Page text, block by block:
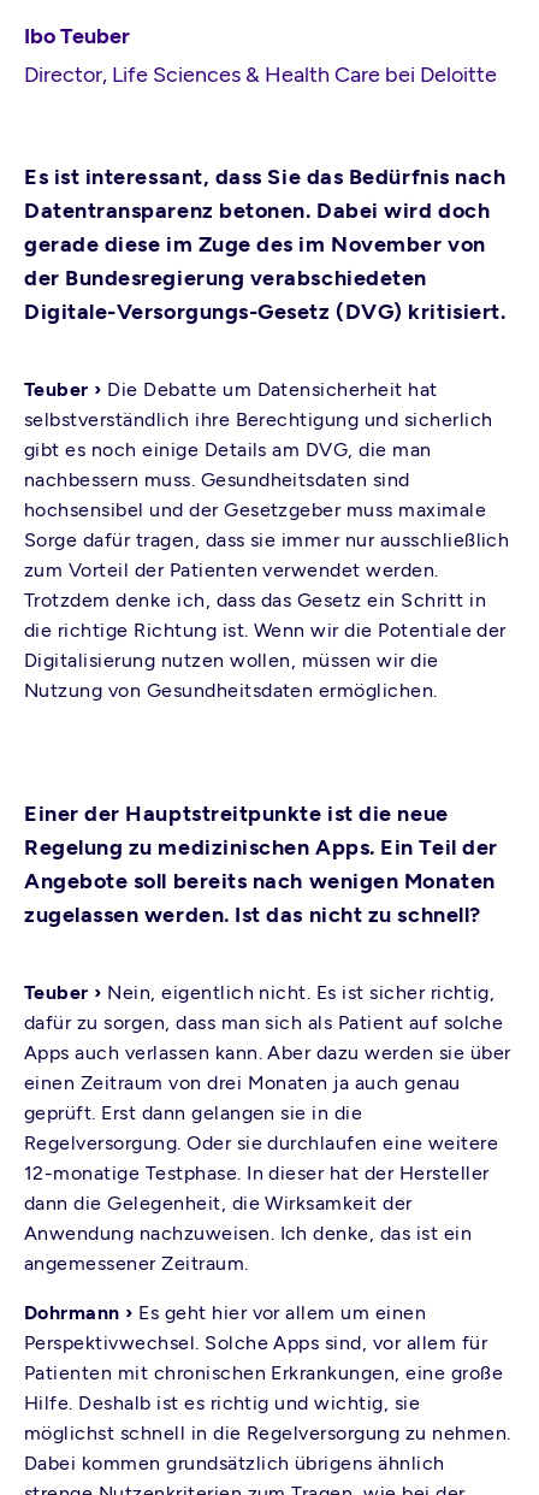
Ibo Teuber
Director, Life Sciences & Health Care bei Deloitte
Es ist interessant, dass Sie das Bedürfnis nach
Datentransparenz betonen. Dabei wird doch
gerade diese im Zuge des im November von
der Bundesregierung verabschiedeten
Digitale-Versorgungs-Gesetz (DVG) kritisiert.
Teuber › Die Debatte um Datensicherheit hat
selbstverständlich ihre Berechtigung und sicherlich
gibt es noch einige Details am DVG, die man
nachbessern muss. Gesundheitsdaten sind
hochsensibel und der Gesetzgeber muss maximale
Sorge dafür tragen, dass sie immer nur ausschließlich
zum Vorteil der Patienten verwendet werden.
Trotzdem denke ich, dass das Gesetz ein Schritt in
die richtige Richtung ist. Wenn wir die Potentiale der
Digitalisierung nutzen wollen, müssen wir die
Nutzung von Gesundheitsdaten ermöglichen.
Einer der Hauptstreitpunkte ist die neue
Regelung zu medizinischen Apps. Ein Teil der
Angebote soll bereits nach wenigen Monaten
zugelassen werden. Ist das nicht zu schnell?
Teuber › Nein, eigentlich nicht. Es ist sicher richtig,
dafür zu sorgen, dass man sich als Patient auf solche
Apps auch verlassen kann. Aber dazu werden sie über
einen Zeitraum von drei Monaten ja auch genau
geprüft. Erst dann gelangen sie in die
Regelversorgung. Oder sie durchlaufen eine weitere
12-monatige Testphase. In dieser hat der Hersteller
dann die Gelegenheit, die Wirksamkeit der
Anwendung nachzuweisen. Ich denke, das ist ein
angemessener Zeitraum.
Dohrmann › Es geht hier vor allem um einen
Perspektivwechsel. Solche Apps sind, vor allem für
Patienten mit chronischen Erkrankungen, eine große
Hilfe. Deshalb ist es richtig und wichtig, sie
möglichst schnell in die Regelversorgung zu nehmen.
Dabei kommen grundsätzlich übrigens ähnlich